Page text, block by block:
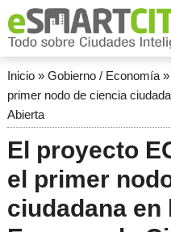
Inicio» Gobierno / Economía»
primer nodo de ciencia
Abierta
El proyecto
el primer
ciudadana en